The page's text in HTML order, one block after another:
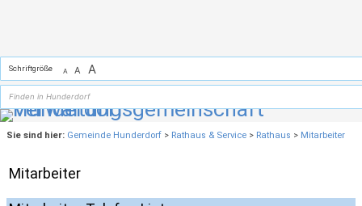
Schriftgröße A A A
Sie sind hier: Gemeinde Hunderdorf > Rathaus & Service > Rathaus > Mitarbeiter
Mitarbeiter